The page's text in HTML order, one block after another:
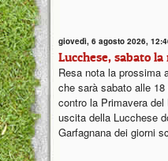
giovedì, 6 agosto 2026,
Lucchese, sabato
Resa nota la prossima
che sarà sabato alle
contro la Primavera
uscita della Lucchese
Garfagnana dei giorni